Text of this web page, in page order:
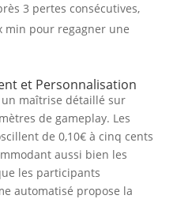
3 pertes consécutives,
min pour regagner une
et Personnalisation
maîtrise détaillé sur
de gameplay. Les
de 0,10€ à cinq cents
aussi bien les
les participants
automatisé propose la